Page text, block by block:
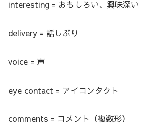
interesting = おもしろい、興味深い
delivery = 話しぶり
voice = 声
eye contact = アイコンタクト
comments = コメント（複数形）